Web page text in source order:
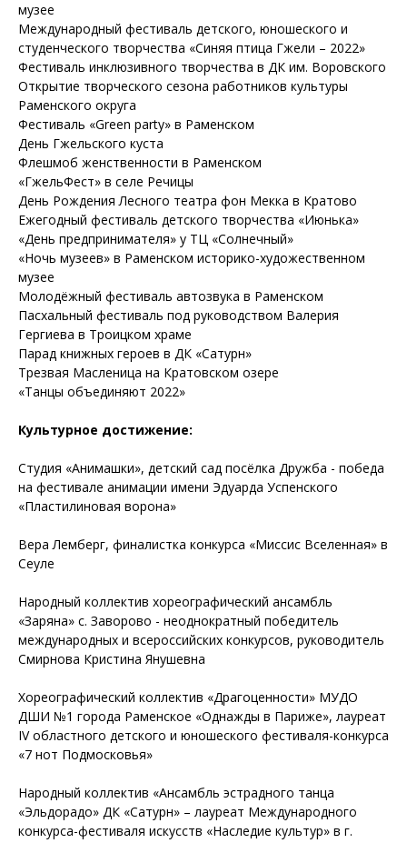
музее
Международный фестиваль детского, юношеского и
студенческого творчества «Синяя птица Гжели – 2022»
Фестиваль инклюзивного творчества в ДК им. Воровского
Открытие творческого сезона работников культуры
Раменского округа
Фестиваль «Green party» в Раменском
День Гжельского куста
Флешмоб женственности в Раменском
«ГжельФест» в селе Речицы
День Рождения Лесного театра фон Мекка в Кратово
Ежегодный фестиваль детского творчества «Июнька»
«День предпринимателя» у ТЦ «Солнечный»
«Ночь музеев» в Раменском историко-художественном
музее
Молодёжный фестиваль автозвука в Раменском
Пасхальный фестиваль под руководством Валерия
Гергиева в Троицком храме
Парад книжных героев в ДК «Сатурн»
Трезвая Масленица на Кратовском озере
«Танцы объединяют 2022»
Культурное достижение:
Студия «Анимашки», детский сад посёлка Дружба - победа
на фестивале анимации имени Эдуарда Успенского
«Пластилиновая ворона»
Вера Лемберг, финалистка конкурса «Миссис Вселенная» в
Сеуле
Народный коллектив хореографический ансамбль
«Заряна» с. Заворово - неоднократный победитель
международных и всероссийских конкурсов, руководитель
Смирнова Кристина Янушевна
Хореографический коллектив «Драгоценности» МУДО
ДШИ №1 города Раменское «Однажды в Париже», лауреат
IV областного детского и юношеского фестиваля-конкурса
«7 нот Подмосковья»
Народный коллектив «Ансамбль эстрадного танца
«Эльдорадо» ДК «Сатурн» – лауреат Международного
конкурса-фестиваля искусств «Наследие культур» в г.